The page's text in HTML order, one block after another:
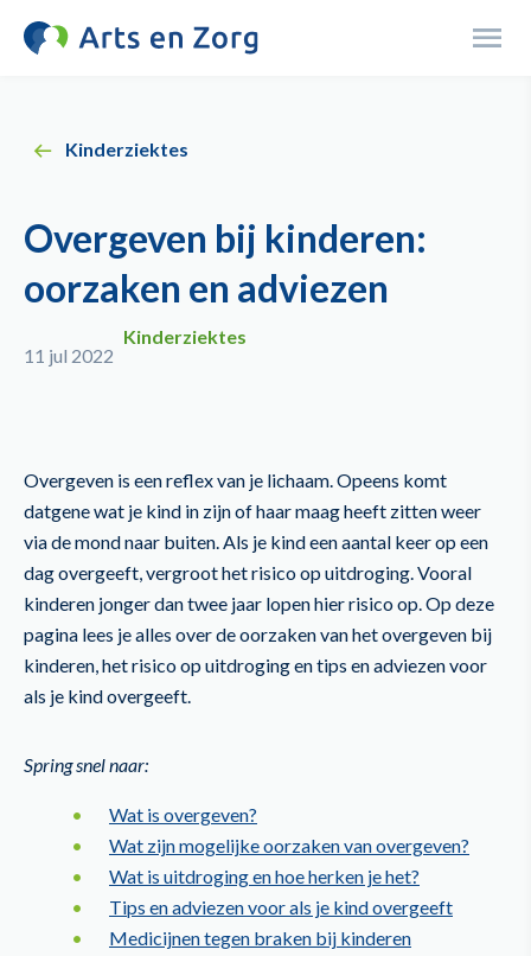
gaan
Menu
Kinderziektes
Overgeven bij kinderen:
oorzaken en adviezen
11 jul 2022
Kinderziektes
Overgeven is een reflex van je lichaam. Opeens komt
datgene wat je kind in zijn of haar maag heeft zitten weer
via de mond naar buiten. Als je kind een aantal keer op een
dag overgeeft, vergroot het risico op uitdroging. Vooral
kinderen jonger dan twee jaar lopen hier risico op. Op deze
pagina lees je alles over de oorzaken van het overgeven bij
kinderen, het risico op uitdroging en tips en adviezen voor
als je kind overgeeft.
Spring snel naar:
Wat is overgeven?
Wat zijn mogelijke oorzaken van overgeven?
Wat is uitdroging en hoe herken je het?
Tips en adviezen voor als je kind overgeeft
Medicijnen tegen braken bij kinderen